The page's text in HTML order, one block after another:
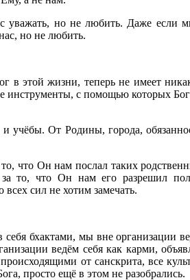
уважать, но не любить. Даже
но не любить.
в этой жизни, теперь не имеет
инструменты, с помощью которых
учёбы. От Родины, города,
что Он нам послал таких
то, что Он нам его разрешил
сил не хотим замечать.
бхактами, мы вне организации
ведём себя как карми,
от санскрита, все
просто ещё в этом не разобрались.